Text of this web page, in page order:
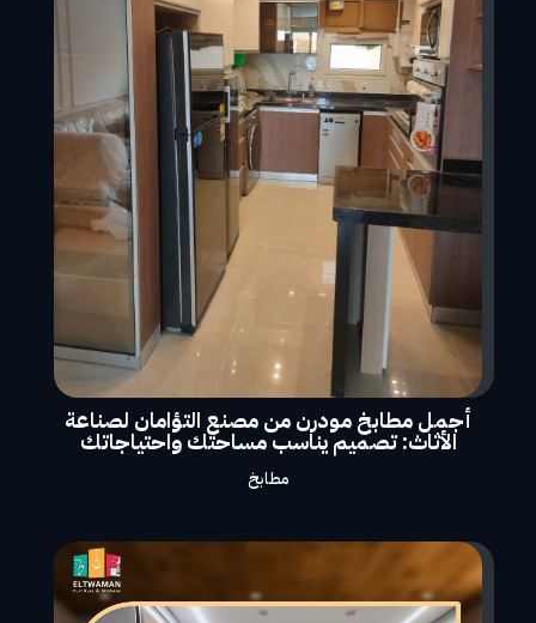
أجمل مطابخ مودرن من مصنع التؤامان لصناعة
الأثاث: تصميم يناسب مساحتك واحتياجاتك
مطابخ